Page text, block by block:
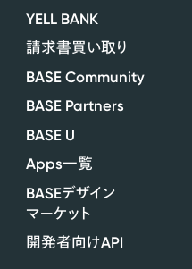
YELL BANK
請求書買い取り
BASE Community
BASE Partners
BASE U
Apps一覧
BASEデザイン
マーケット
開発者向けAPI